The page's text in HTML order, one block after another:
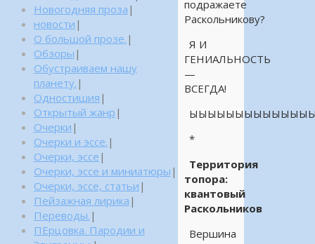
подражаете
Раскольникову?
Я И
ГЕНИАЛЬНОСТЬ
—
ВСЕГДА!
*
Территория
топора:
квантовый
Раскольников
Вершина
Новогодняя проза |
новости |
О большой прозе. |
Обзоры |
Обустраиваем нашу
планету. |
Одностишия |
Открытый жанр |
Очерки |
Очерки и эссе. |
Очерки, эссе |
Очерки, эссе и миниатюры |
Очерки, эссе, статьи |
Пейзажная лирика |
Переводы. |
ПЕрцовка. Пародии и